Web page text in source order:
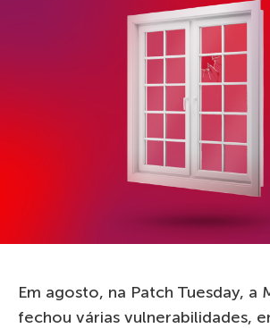
Em agosto, na Patch Tuesday, a
fechou várias vulnerabilidades,